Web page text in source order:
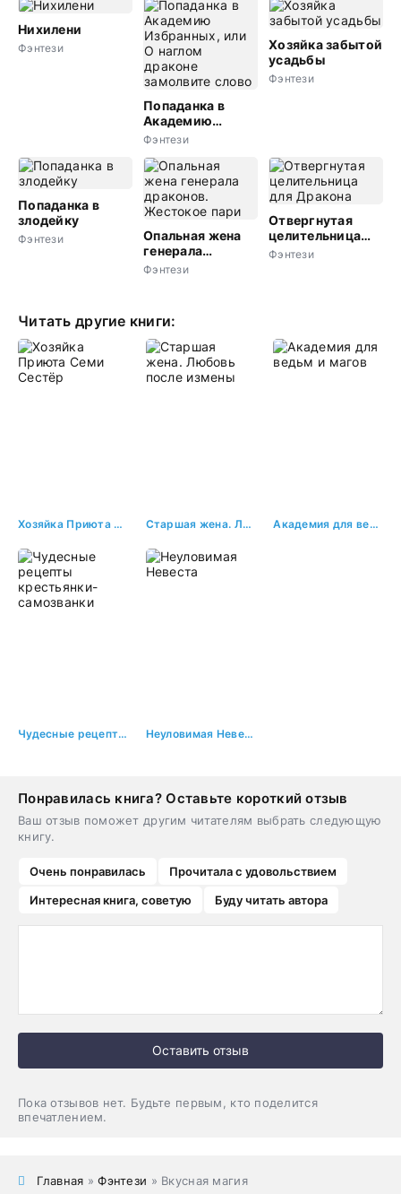
Нихилени
Фэнтези
Попаданка в
Академию
Избранных, или
драконе
замолвите слово
Фэнтези
Хозяйка забытой
усадьбы
Фэнтези
Попаданка в
злодейку
Фэнтези
Опальная жена
генерала
драконов.
Фэнтези
Отвергнутая
целительница
для Дракона
Фэнтези
Читать другие книги:
Хозяйка Приюта Семи Сестёр Старшая жена. Любовь после измены Академия для ведьм и магов
Чудесные рецепты крестьянки-самозванки Неуловимая Невеста
Понравилась книга? Оставьте короткий отзыв
Ваш отзыв поможет другим читателям выбрать следующую
книгу.
Очень понравилась
Прочитала с удовольствием
Интересная книга, советую
Буду читать автора
Оставить отзыв
Пока отзывов нет. Будьте первым, кто поделится
впечатлением.
Главная »Фэнтези » Вкусная магия